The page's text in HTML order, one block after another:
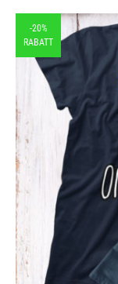
-20%
RABATT